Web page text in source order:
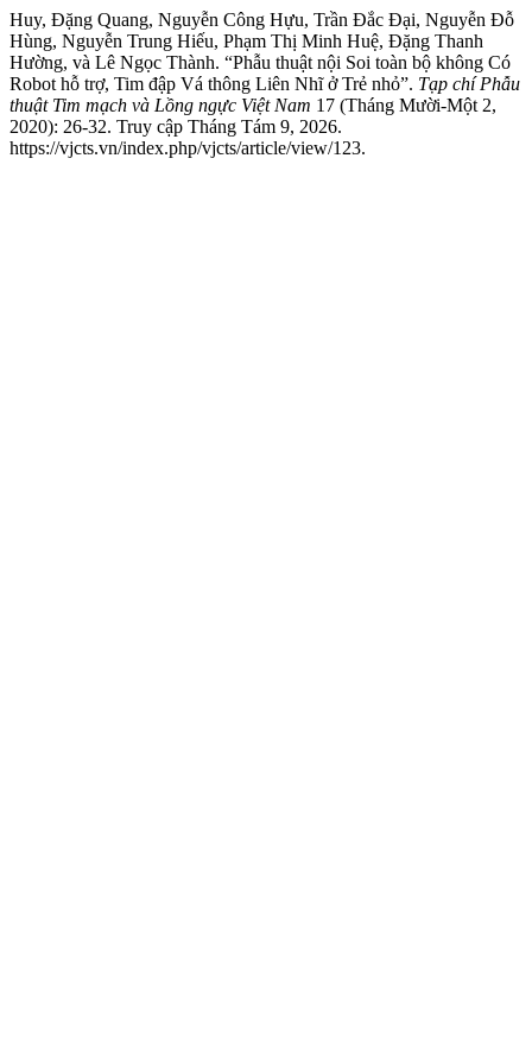
Huy, Đặng Quang, Nguyễn Công Hựu, Trần Đắc Đại, Nguyễn Đỗ
Hùng, Nguyễn Trung Hiếu, Phạm Thị Minh Huệ, Đặng Thanh
Hường, và Lê Ngọc Thành. “Phẫu thuật nội Soi toàn bộ không Có
Robot hỗ trợ, Tim đập Vá thông Liên Nhĩ ở Trẻ nhỏ”. Tạp chí Phẫu
thuật Tim mạch và Lồng ngực Việt Nam 17 (Tháng Mười-Một 2,
2020): 26-32. Truy cập Tháng Tám 9, 2026.
https://vjcts.vn/index.php/vjcts/article/view/123.